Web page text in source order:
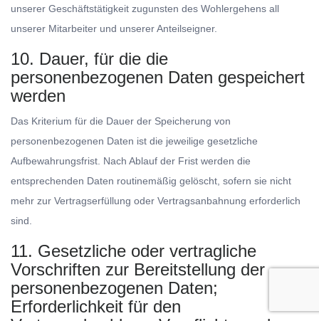
unserer Geschäftstätigkeit zugunsten des Wohlergehens all
unserer Mitarbeiter und unserer Anteilseigner.
10. Dauer, für die die
personenbezogenen Daten gespeichert
werden
Das Kriterium für die Dauer der Speicherung von
personenbezogenen Daten ist die jeweilige gesetzliche
Aufbewahrungsfrist. Nach Ablauf der Frist werden die
entsprechenden Daten routinemäßig gelöscht, sofern sie nicht
mehr zur Vertragserfüllung oder Vertragsanbahnung erforderlich
sind.
11. Gesetzliche oder vertragliche
Vorschriften zur Bereitstellung der
personenbezogenen Daten;
Erforderlichkeit für den